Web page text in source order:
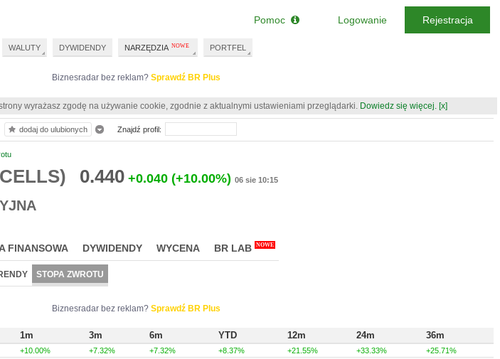
Biznesradar bez reklam? Sprawdź BR Plus
wyrażasz zgodę na używanie cookie, zgodnie z aktualnymi ustawieniami przeglądarki. Dowiedz się więcej. [x]
0.440 +0.040 (+10.00%) 06 sie 10:15
FINANSOWA DYWIDENDY WYCENA BR LAB NOWE
STOPA ZWROTU
Biznesradar bez reklam? Sprawdź BR Plus
1m 3m 6m YTD 12m 24m 36m
+10.00% +7.32% +7.32% +8.37% +21.55% +33.33%
+25.71%
dodaj do ulubionych Znajdź profil:
WALUTY DYWIDENDY NARZĘDZIA PORTFEL
Pomoc Logowanie Rejestracja